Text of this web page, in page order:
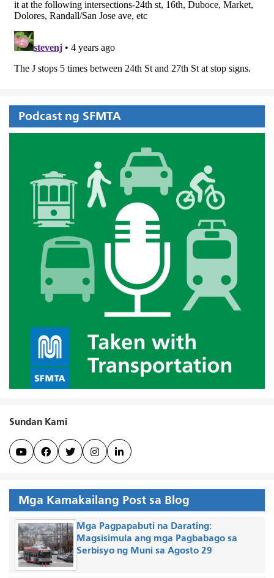
Podcast ng SFMTA
Sundan Kami
    
Mga Kamakailang Post sa Blog
Mga Pagpapabuti na Darating:
Magsisimula ang mga Pagbabago sa
Serbisyo ng Muni sa Agosto 29